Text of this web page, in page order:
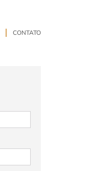
CONTATO